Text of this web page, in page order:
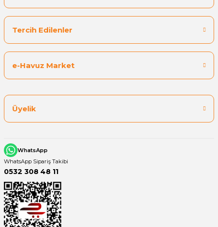
Tercih Edilenler
e-Havuz Market
Üyelik
WhatsApp
WhatsApp Sipariş Takibi
0532 308 48 11